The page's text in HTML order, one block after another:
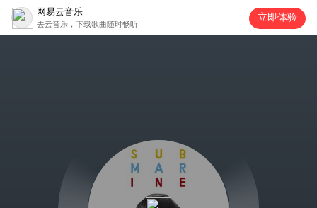
网易云音乐
去云音乐，下载歌曲随时畅听
立即体验